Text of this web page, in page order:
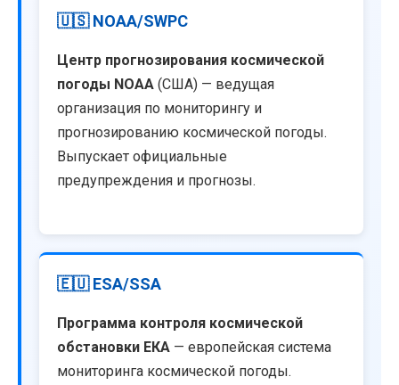
🇺🇸 NOAA/SWPC
Центр прогнозирования космической
погоды NOAA (США) — ведущая
организация по мониторингу и
прогнозированию космической погоды.
Выпускает официальные
предупреждения и прогнозы.
🇪🇺 ESA/SSA
Программа контроля космической
обстановки ЕКА — европейская система
мониторинга космической погоды.